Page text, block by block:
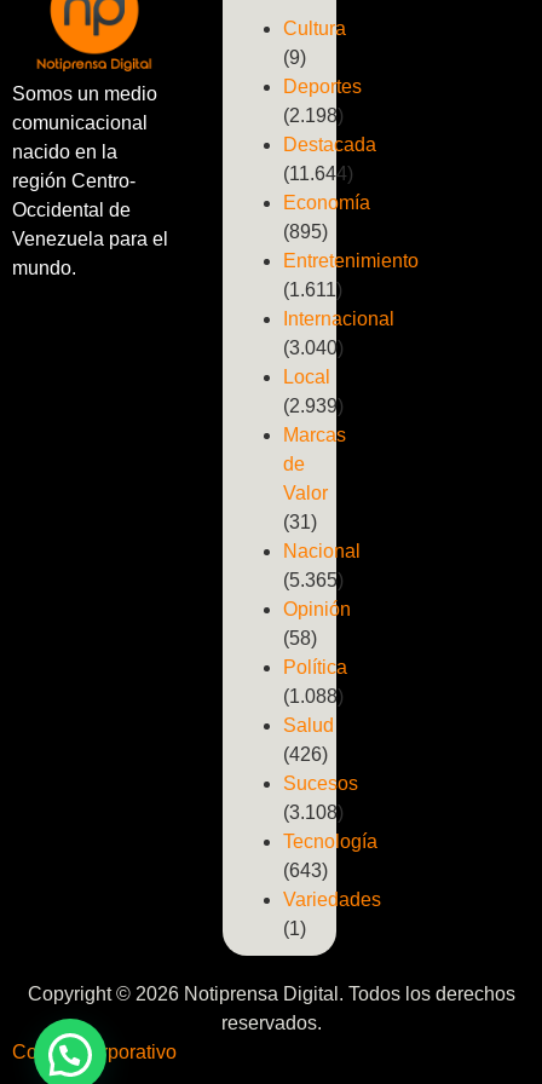
Somos un medio
comunicacional
nacido en la
región Centro-
Occidental de
Venezuela para el
mundo.
Cultura
(9)
Deportes
(2.198)
Destacada
(11.644)
Economía
(895)
Entretenimiento
(1.611)
Internacional
(3.040)
Local
(2.939)
Marcas
de
Valor
(31)
Nacional
(5.365)
Opinión
(58)
Política
(1.088)
Salud
(426)
Sucesos
(3.108)
Tecnología
(643)
Variedades
(1)
Copyright © 2026 Notiprensa Digital. Todos los derechos
reservados.
Correo Corporativo